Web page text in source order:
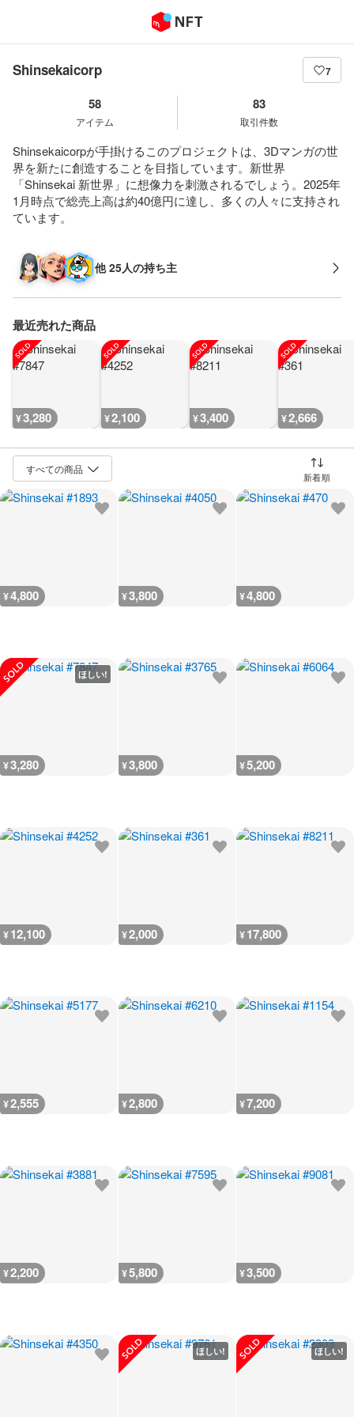
Shinsekaicorp 7
58
アイテム
83
取引件数
Shinsekaicorpが手掛けるこのプロジェクトは、3Dマンガの世
界を新たに創造することを目指しています。新世界
「Shinsekai 新世界」に想像力を刺激されるでしょう。2025年
1月時点で総売上高は約40億円に達し、多くの人々に支持され
ています。
他 25人の持ち主
最近売れた商品
¥3,280 ¥2,100 ¥3,400 ¥2,666
並び替え
¥4,800 ¥3,800 ¥4,800
¥3,280
ほしい!
¥3,800 ¥5,200
¥12,100 ¥2,000 ¥17,800
¥2,555 ¥2,800 ¥7,200
¥2,200 ¥5,800 ¥3,500
ほしい! ほしい!